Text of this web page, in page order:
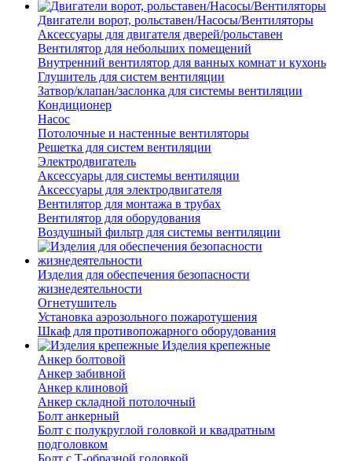
Двигатели ворот, рольставен/Насосы/Вентиляторы
Аксессуары для двигателя дверей/рольставен
Вентилятор для небольших помещений
Внутренний вентилятор для ванных комнат и кухонь
Глушитель для систем вентиляции
Затвор/клапан/заслонка для системы вентиляции
Кондиционер
Насос
Потолочные и настенные вентиляторы
Решетка для систем вентиляции
Электродвигатель
Аксессуары для системы вентиляции
Аксессуары для электродвигателя
Вентилятор для монтажа в трубах
Вентилятор для оборудования
Воздушный фильтр для системы вентиляции
Изделия для обеспечения безопасности
жизнедеятельности
Огнетушитель
Установка аэрозольного пожаротушения
Шкаф для противопожарного оборудования
Изделия крепежные
Анкер болтовой
Анкер забивной
Анкер клиновой
Анкер складной потолочный
Болт анкерный
Болт с полукруглой головкой и квадратным
подголовком
Болт с Т-образной головкой